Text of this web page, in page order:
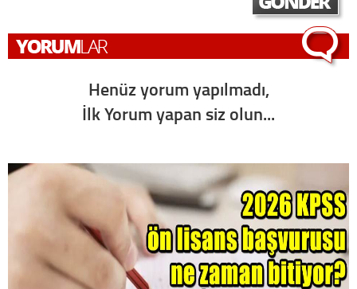
Henüz yorum yapılmadı,
İlk Yorum yapan siz olun...